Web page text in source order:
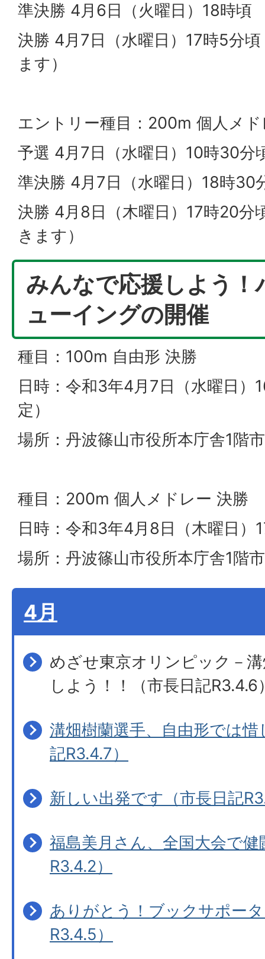
準決勝 4月6日（火曜日）18時頃
決勝 4月7日（水曜日）17時5分
ます）
エントリー種目：200m 個人メ
予選 4月7日（水曜日）10時30分
準決勝 4月7日（水曜日）18時30
決勝 4月8日（木曜日）17時20分
きます）
みんなで応援しよう！
ューイングの開催
種目：100m 自由形 決勝
日時：令和3年4月7日（水曜日）
定）
場所：丹波篠山市役所本庁舎1階
種目：200m 個人メドレー 決勝
日時：令和3年4月8日（木曜日）
場所：丹波篠山市役所本庁舎1階
4月
めざせ東京オリンピック－
しよう！！（市長日記R3.4.6
溝畑樹蘭選手、自由形では
記R3.4.7）
新しい出発です（市長日記
福島美月さん、全国大会で健
R3.4.2）
ありがとう！ブックサポー
R3.4.5）